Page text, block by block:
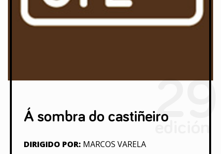
29
edición
Á sombra do castiñeiro
DIRIGIDO POR: MARCOS VARELA